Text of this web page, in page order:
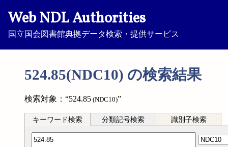
Web NDL Authorities
国立国会図書館典拠データ検索・提供サービス
524.85(NDC10) の検索結果
検索対象：“524.85 (NDC10)”
キーワード検索 分類記号検索 識別子検索
分類記号検索